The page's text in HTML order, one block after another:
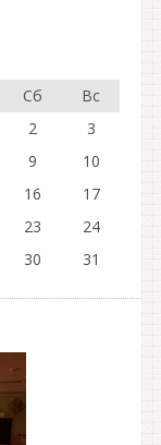
Сб
Вс
2
3
9
10
16
17
23
24
30 31